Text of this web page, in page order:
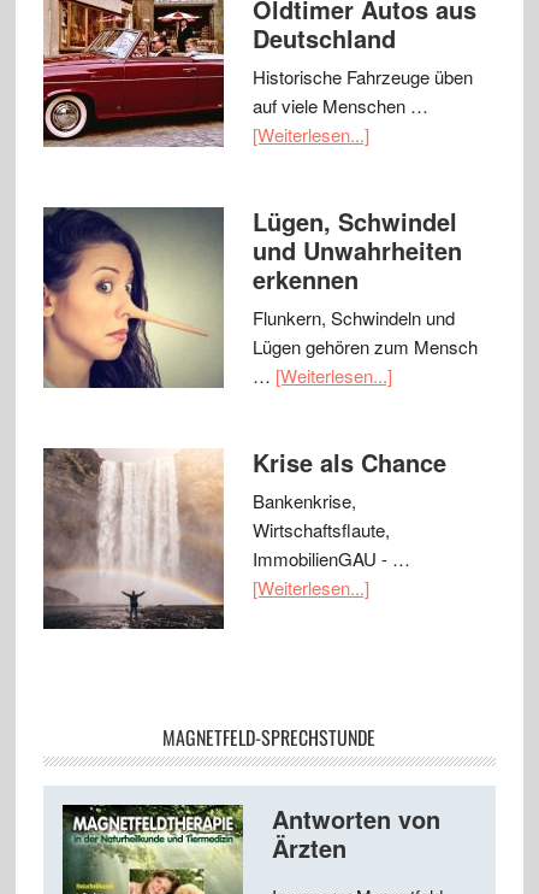
Oldtimer Autos aus
Deutschland
Historische Fahrzeuge üben
auf viele Menschen …
[Weiterlesen...]
Lügen, Schwindel
und Unwahrheiten
erkennen
Flunkern, Schwindeln und
Lügen gehören zum Mensch
… [Weiterlesen...]
Krise als Chance
Bankenkrise,
Wirtschaftsflaute,
ImmobilienGAU - …
[Weiterlesen...]
MAGNETFELD-SPRECHSTUNDE
Antworten von
Ärzten